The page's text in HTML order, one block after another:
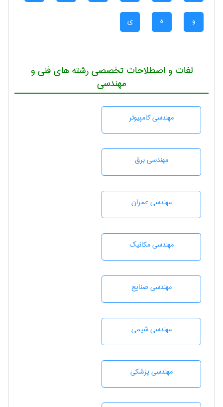
و ه ی
لغات و اصطلاحات تخصصی رشته های فنی و
مهندسی
مهندسی كامپيوتر
مهندسی برق
مهندسی عمران
مهندسی مکانیک
مهندسی صنايع
مهندسي شيمی
مهندسی پزشکی